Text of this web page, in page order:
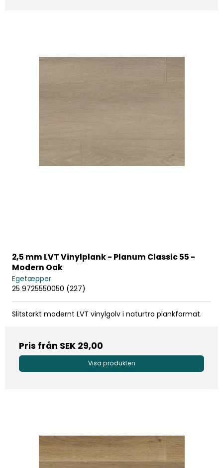
2,5 mm LVT Vinylplank - Planum Classic 55 -
Modern Oak
Egetæpper
25 9725550050 (227)
Slitstarkt modernt LVT vinylgolv i naturtro plankformat.
Pris från SEK 29,00
Visa produkten